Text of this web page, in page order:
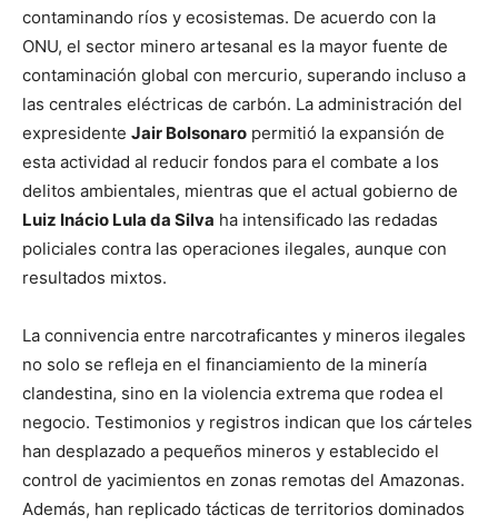
contaminando ríos y ecosistemas. De acuerdo con la
ONU, el sector minero artesanal es la mayor fuente de
contaminación global con mercurio, superando incluso a
las centrales eléctricas de carbón. La administración del
expresidente Jair Bolsonaro permitió la expansión de
esta actividad al reducir fondos para el combate a los
delitos ambientales, mientras que el actual gobierno de
Luiz Inácio Lula da Silva ha intensificado las redadas
policiales contra las operaciones ilegales, aunque con
resultados mixtos.
La connivencia entre narcotraficantes y mineros ilegales
no solo se refleja en el financiamiento de la minería
clandestina, sino en la violencia extrema que rodea el
negocio. Testimonios y registros indican que los cárteles
han desplazado a pequeños mineros y establecido el
control de yacimientos en zonas remotas del Amazonas.
Además, han replicado tácticas de territorios dominados